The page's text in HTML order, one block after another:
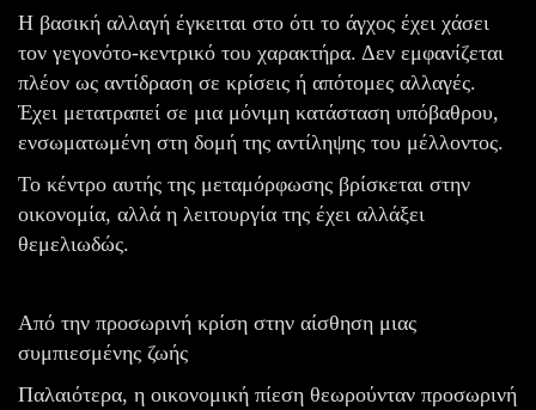
Η βασική αλλαγή έγκειται στο ότι το άγχος έχει χάσει
τον γεγονότο-κεντρικό του χαρακτήρα. Δεν εμφανίζεται
πλέον ως αντίδραση σε κρίσεις ή απότομες αλλαγές.
Έχει μετατραπεί σε μια μόνιμη κατάσταση υπόβαθρου,
ενσωματωμένη στη δομή της αντίληψης του μέλλοντος.
Το κέντρο αυτής της μεταμόρφωσης βρίσκεται στην
οικονομία, αλλά η λειτουργία της έχει αλλάξει
θεμελιωδώς.
Από την προσωρινή κρίση στην αίσθηση μιας
συμπιεσμένης ζωής
Παλαιότερα, η οικονομική πίεση θεωρούνταν προσωρινή